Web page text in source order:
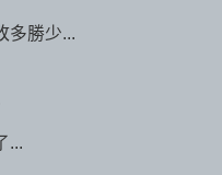
多勝少...
...